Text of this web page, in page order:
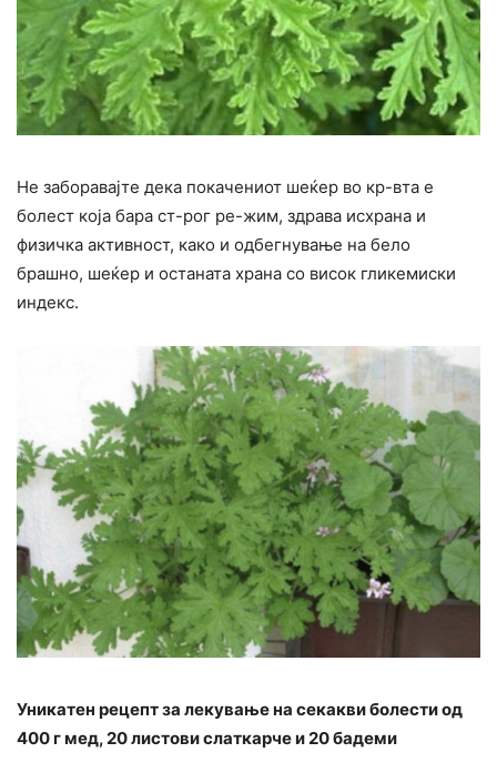
Не заборавајте дека покачениот шеќер во кр-вта е
болест која бара ст-рог ре-жим, здрава исхрана и
физичка активност, како и одбегнување на бело
брашно, шеќер и останата храна со висок гликемиски
индекс.
Уникатен рецепт за лекување на секакви болести од
400 г мед, 20 листови слаткарче и 20 бадеми